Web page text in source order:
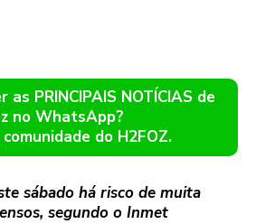
as PRINCIPAIS NOTÍCIAS de
no WhatsApp?
do H2FOZ.
sábado há risco de muita
segundo o Inmet